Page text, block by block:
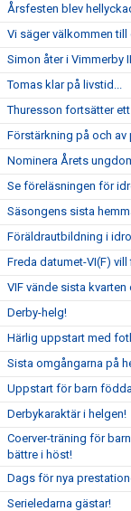
Årsfesten blev
Vi säger välkommen
Simon åter i Vimmerby
Tomas klar på livstid...
Thuresson fortsätter ett
Förstärkning på och av
Nominera Årets
Se föreläsningen för
Säsongens sista
Föräldrautbildning i
Freda datumet-VI(F)
VIF vände sista
Derby-helg!
Härlig uppstart med
Sista omgångarna på
Uppstart för barn
Derbykaraktär i helgen!
Coerver-träning för
bättre i höst!
Dags för nya
Serieledarna gästar!